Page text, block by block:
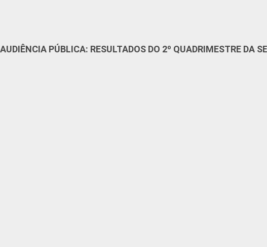
AUDIÊNCIA PÚBLICA: RESULTADOS DO 2º QUADRIMESTRE DA